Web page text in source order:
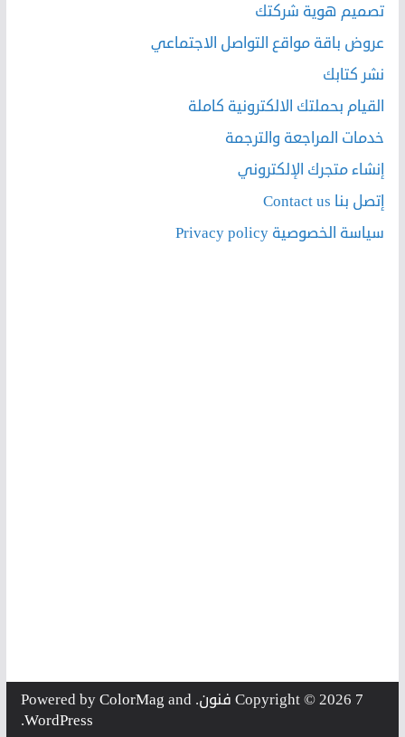
تصميم هوية شركتك
عروض باقة مواقع التواصل الاجتماعي
نشر كتابك
القيام بحملتك الالكترونية كاملة
خدمات المراجعة والترجمة
إنشاء متجرك الإلكتروني
إتصل بنا Contact us
سياسة الخصوصية Privacy policy
Copyright © 2026 7 فنون . Powered by
ColorMag and
WordPress
.